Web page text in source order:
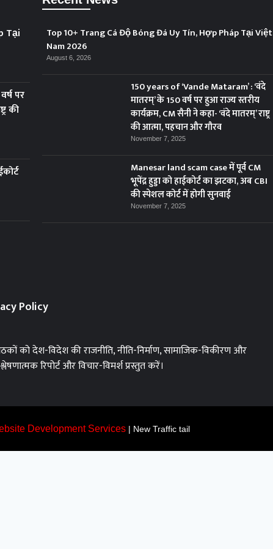
Tại
पर
की
Top 10+ Trang Cá Độ Bóng Đá Uy Tín, Hợp Pháp Tại Việt
Nam 2026
August 6, 2026
150 years of ‘Vande Mataram’ : ‘वंदे
मातरम्’ के 150 वर्ष पर हुआ राज्य स्तरीय
कार्यक्रम, CM सैनी ने कहा- ‘वंदे मातरम्’ राष्ट्र
की आत्मा, पहचान और गौरव
November 7, 2025
Manesar land scam case में पूर्व CM
भूपेंद्र हुड्डा को हाईकोर्ट का झटका, अब CBI
की स्पेशल कोर्ट में होगी सुनवाई
November 7, 2025
Policy
को देश-विदेश की राजनीति, नीति-निर्माण, सामाजिक-विकीरण और
रिपोर्ट और विचार-विमर्श प्रस्तुत करें।
Development Services | New Traffic tail